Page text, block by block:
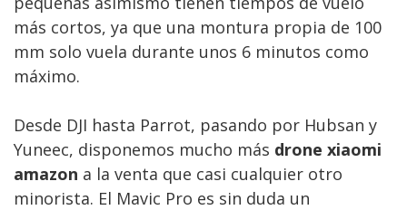
más cortos, ya que una montura propia de 100
mm solo vuela durante unos 6 minutos como
máximo.
Desde DJI hasta Parrot, pasando por Hubsan y
Yuneec, disponemos mucho más drone xiaomi
amazon a la venta que casi cualquier otro
minorista. El Mavic Pro es sin duda un